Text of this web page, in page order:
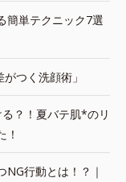
簡単テクニック7選
つく洗顔術」
？！夏バテ肌*のリ
！
NG行動とは！？｜